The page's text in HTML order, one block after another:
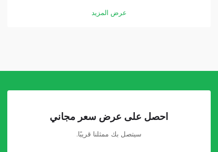
أساسيًّا في هذه المنظومة. وبفضل بطارية جيدة، يمكنك تخزين
الطاقة التي تولِّدها الألواح الشمسية...
عرض المزيد
احصل على عرض سعر مجاني
سيتصل بك ممثلنا قريبًا.